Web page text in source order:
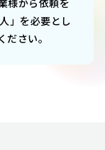
様から依頼を
」を必要とし
さい。